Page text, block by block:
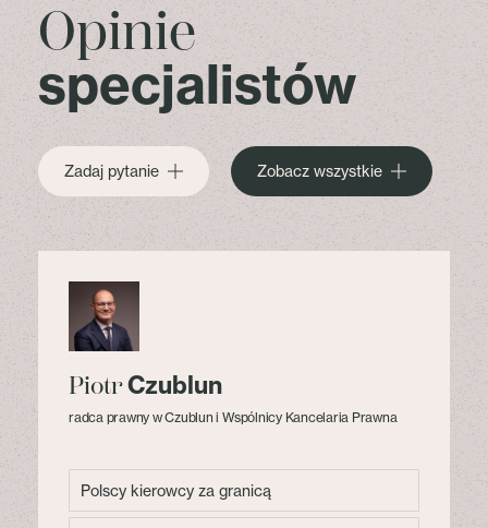
Opinie
specjalistów
Zadaj pytanie Zobacz wszystkie
PiotrCzublun
radca prawny w Czublun i Wspólnicy Kancelaria Prawna
Polscy kierowcy za granicą